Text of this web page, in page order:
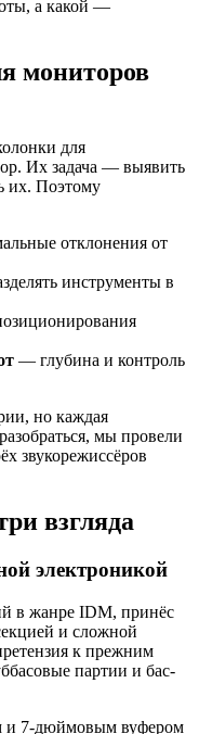
а какой —
мониторов
для
Их задача — выявить
их. Поэтому
отклонения от
инструменты в
— глубина и контроль
но каждая
мы провели
звукорежиссёров
взгляда
электроникой
в жанре IDM, принёс
и сложной
к прежним
партии и бас-
и 7-дюймовым вуфером